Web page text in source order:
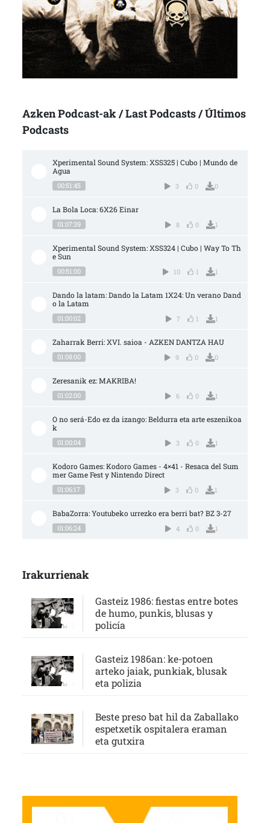
Azken Podcast-ak / Last Podcasts / Últimos
Podcasts
Xperimental Sound System: XSS325 | Cubo | Mundo de
Agua
00:51:45 3 0 0
La Bola Loca: 6X26 Einar
01:07:39 8 0 1
Xperimental Sound System: XSS324 | Cubo | Way To Th
e Sun
00:51:00 10 1 1
Dando la latam: Dando la Latam 1X24: Un verano Dand
o la Latam
01:00:02 7 1 1
Zaharrak Berri: XVI. saioa - AZKEN DANTZA HAU
01:08:00 9 0 0
Zeresanik ez: MAKRIBA!
01:02:00 6 0 1
O no será-Edo ez da izango: Beldurra eta arte eszenikoa
k
01:00:04 3 0 1
Kodoro Games: Kodoro Games - 4×41 - Resaca del Sum
mer Game Fest y Nintendo Direct
01:06:17 3 0 1
BabaZorra: Youtubeko urrezko era berri bat? BZ 3-27
01:06:24 4 0 1
Irakurrienak
Gasteiz 1986: fiestas entre botes
de humo, punkis, blusas y
policía
Gasteiz 1986an: ke-potoen
arteko jaiak, punkiak, blusak
eta polizia
Beste preso bat hil da Zaballako
espetxetik ospitalera eraman
eta gutxira